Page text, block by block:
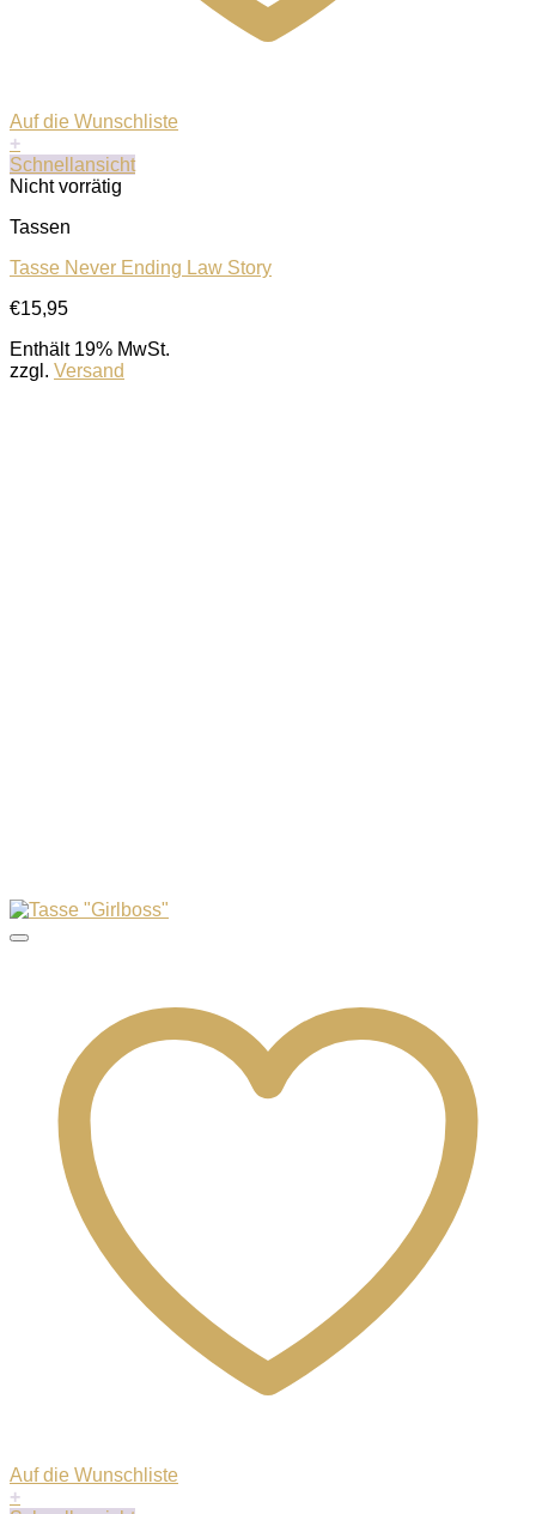
Auf die Wunschliste
+
Schnellansicht
Nicht vorrätig
Tassen
Tasse Never Ending Law Story
€15,95
Enthält 19% MwSt.
zzgl. Versand
Auf die Wunschliste
+